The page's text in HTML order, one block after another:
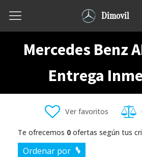
Dimovil
Mercedes Benz
Entrega
Ver favoritos
Te ofrecemos 0 ofertas según tus
Ordenar por